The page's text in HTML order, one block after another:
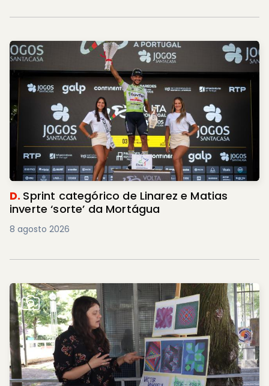
D. Sprint categórico de Linarez e Matias
inverte ‘sorte’ da Mortágua
8 agosto 2026